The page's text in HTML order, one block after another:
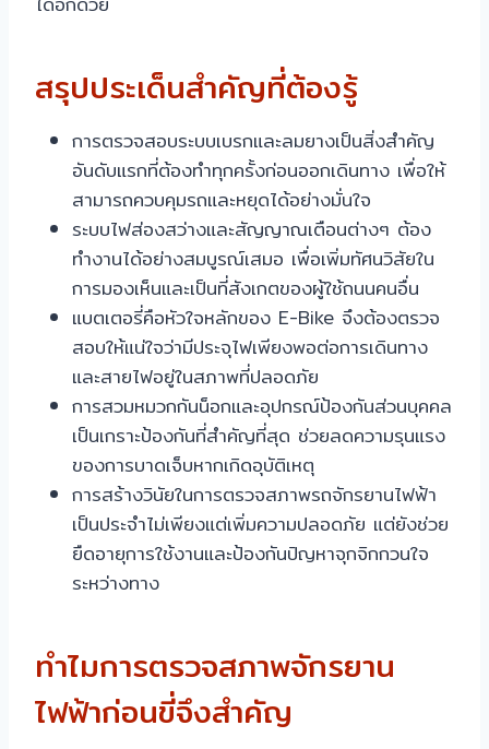
สรุปประเด็นสำคัญที่ต้องรู้
การตรวจสอบระบบเบรกและลมยางเป็นสิ่งสำคัญ
อันดับแรกที่ต้องทำทุกครั้งก่อนออกเดินทาง เพื่อให้
สามารถควบคุมรถและหยุดได้อย่างมั่นใจ
ระบบไฟส่องสว่างและสัญญาณเตือนต่างๆ ต้อง
ทำงานได้อย่างสมบูรณ์เสมอ เพื่อเพิ่มทัศนวิสัยใน
การมองเห็นและเป็นที่สังเกตของผู้ใช้ถนนคนอื่น
แบตเตอรี่คือหัวใจหลักของ E-Bike จึงต้องตรวจ
สอบให้แน่ใจว่ามีประจุไฟเพียงพอต่อการเดินทาง
และสายไฟอยู่ในสภาพที่ปลอดภัย
การสวมหมวกกันน็อกและอุปกรณ์ป้องกันส่วนบุคคล
เป็นเกราะป้องกันที่สำคัญที่สุด ช่วยลดความรุนแรง
ของการบาดเจ็บหากเกิดอุบัติเหตุ
การสร้างวินัยในการตรวจสภาพรถจักรยานไฟฟ้า
เป็นประจำไม่เพียงแต่เพิ่มความปลอดภัย แต่ยังช่วย
ยืดอายุการใช้งานและป้องกันปัญหาจุกจิกกวนใจ
ระหว่างทาง
ทำไมการตรวจสภาพจักรยาน
ไฟฟ้าก่อนขี่จึงสำคัญ